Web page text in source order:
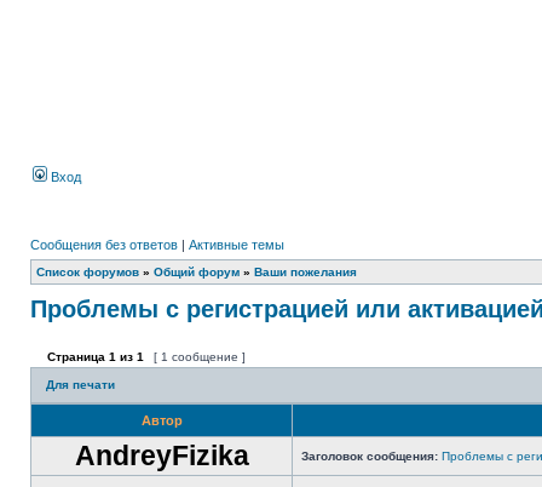
Вход
Сообщения без ответов | Активные темы
Список форумов » Общий форум » Ваши пожелания
Проблемы с регистрацией или
Страница 1 из 1 [ 1 сообщение ]
Для печати
Автор
AndreyFizika Заголовок сообщения: Проблемы с